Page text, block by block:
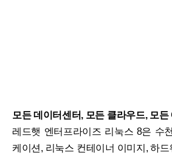
모든 데이터센터, 모든 클라우드, 모든
레드햇 엔터프라이즈 리눅스 8은 수
케이션, 리눅스 컨테이너 이미지, 하